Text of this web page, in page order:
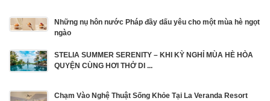
Những nụ hôn nước Pháp đầy dấu yêu cho một mùa hè ngọt
ngào
STELIA SUMMER SERENITY – KHI KỲ NGHỈ MÙA HÈ HÒA
QUYỆN CÙNG HƠI THỞ DI ...
Chạm Vào Nghệ Thuật Sống Khỏe Tại La Veranda Resort